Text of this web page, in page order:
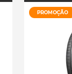
PROMOÇÃO